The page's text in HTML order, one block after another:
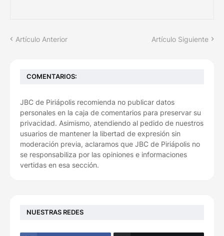
Artículo Anterior Artículo Siguiente
COMENTARIOS:
JBC de Piriápolis recomienda no publicar datos
personales en la caja de comentarios para preservar su
privacidad. Asimismo, atendiendo al pedido de nuestros
usuarios de mantener la libertad de expresión sin
moderación previa, aclaramos que JBC de Piriápolis no
se responsabiliza por las opiniones e informaciones
vertidas en esa sección.
NUESTRAS REDES